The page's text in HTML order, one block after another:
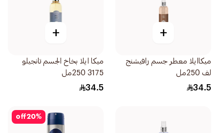
+
ميكاايلا معطر جسم رافيشنج
لف 250مل
34.5
+
ميكا ايلا بخاخ الجسم تانجيلو
3175 250مل
34.5
20%
off